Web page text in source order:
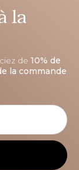
la
de 10% de
la commande